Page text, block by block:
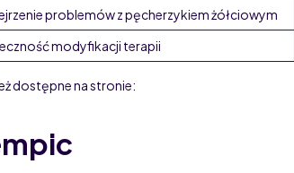
problemów z pęcherzykiem żółciowym
modyfikacji terapii
dostępne na stronie: